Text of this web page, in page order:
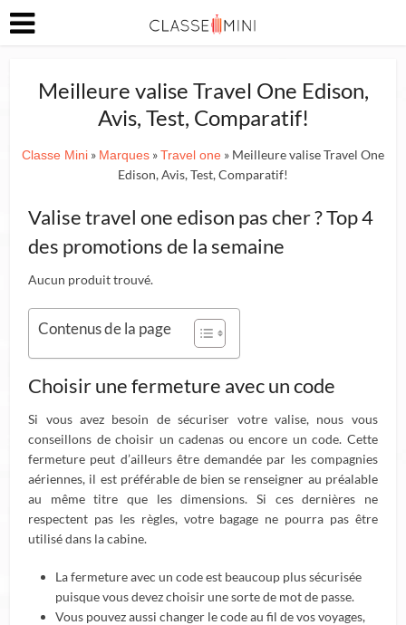
Meilleure valise Travel One Edison,
Avis, Test, Comparatif!
Classe Mini » Marques »Travel one » Meilleure valise Travel One
Edison, Avis, Test, Comparatif!
Valise travel one edison pas cher ? Top 4
des promotions de la semaine
Aucun produit trouvé.
Contenus de la page
Choisir une fermeture avec un code
Si vous avez besoin de sécuriser votre valise, nous vous
conseillons de choisir un cadenas ou encore un code. Cette
fermeture peut d’ailleurs être demandée par les compagnies
aériennes, il est préférable de bien se renseigner au préalable
au même titre que les dimensions. Si ces dernières ne
respectent pas les règles, votre bagage ne pourra pas être
utilisé dans la cabine.
La fermeture avec un code est beaucoup plus sécurisée
puisque vous devez choisir une sorte de mot de passe.
Vous pouvez aussi changer le code au fil de vos voyages,